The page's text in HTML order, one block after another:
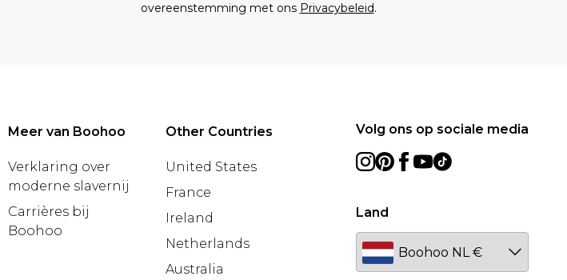
overeenstemming met ons Privacybeleid.
Meer van Boohoo
Verklaring over
moderne slavernij
Carrières bij
Boohoo
Other Countries
United States
France
Ireland
Netherlands
Australia
Land
Volg ons op sociale media